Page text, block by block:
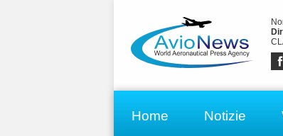
Home Notizie